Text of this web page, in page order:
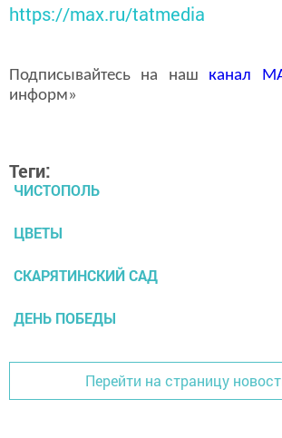
https://max.ru/tatmedia
Подписывайтесь на наш канал
информ»
Теги:
ЧИСТОПОЛЬ
ЦВЕТЫ
СКАРЯТИНСКИЙ САД
ДЕНЬ ПОБЕДЫ
Перейти на страницу